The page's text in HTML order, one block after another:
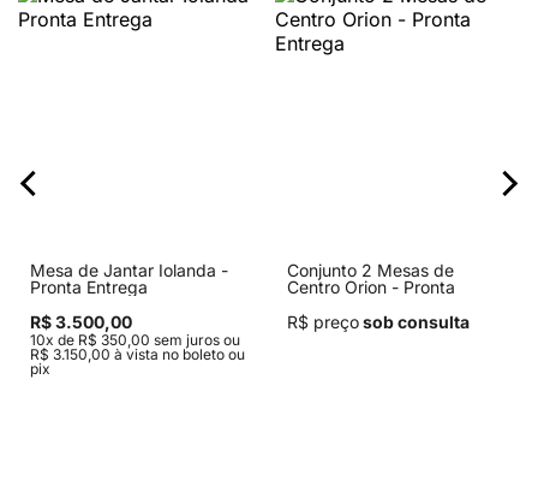
Mesa de Jantar Iolanda -
Pronta Entrega
R$ 3.500,00
10x de R$ 350,00 sem juros ou
R$ 3.150,00 à vista no boleto ou
pix
Conjunto 2 Mesas de
Centro Orion - Pronta
R$ preçosob consulta